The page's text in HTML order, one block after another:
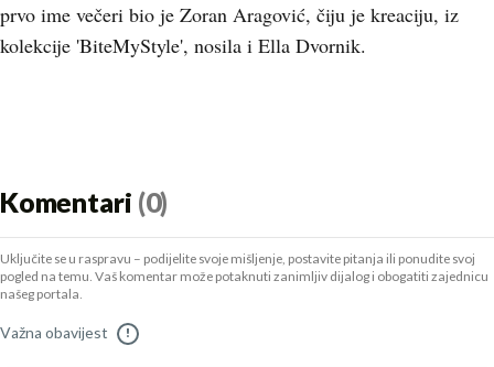
prvo ime večeri bio je Zoran Aragović, čiju je kreaciju, iz
kolekcije 'BiteMyStyle', nosila i Ella Dvornik.
Komentari (0)
Uključite se u raspravu – podijelite svoje mišljenje, postavite pitanja ili ponudite svoj
pogled na temu. Vaš komentar može potaknuti zanimljiv dijalog i obogatiti zajednicu
našeg portala.
Važna obavijest !